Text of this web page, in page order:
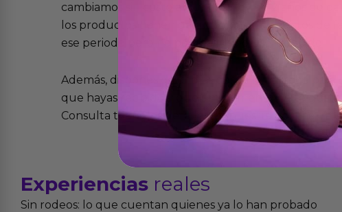
cambiamos sin costo alguno. La ley de 2 años de
los productos tienen garantía contra defectos de
ese periodo pero no por mal uso o uso indebido.
Además, dispones de 15 días desde la entrega para
que hayas recibido y que simplemente no te
Consulta todos los detalles en nuestra política de
Experiencias reales
Sin rodeos: lo que cuentan quienes ya lo han probado